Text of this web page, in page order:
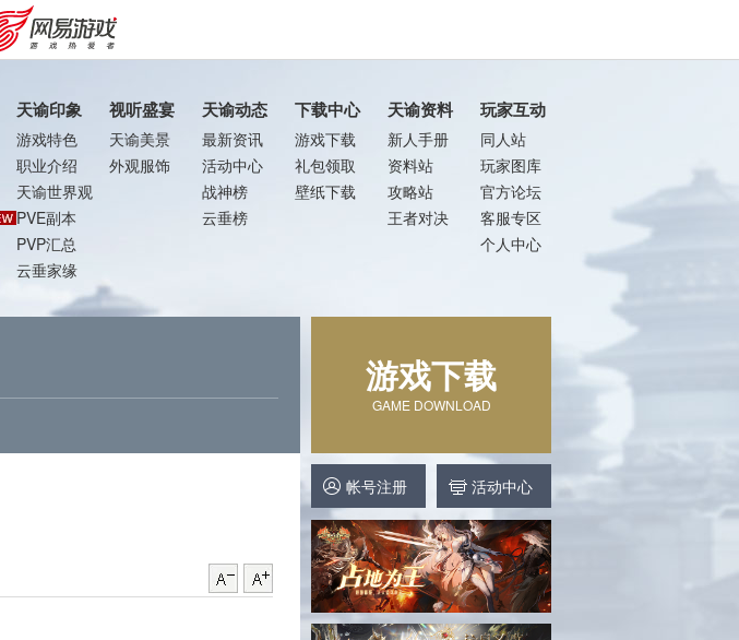
天谕印象
游戏特色
职业介绍
天谕世界观
PVE副本
PVP汇总
云垂家缘
视听盛宴
天谕美景
外观服饰
天谕动态
最新资讯
活动中心
战神榜
云垂榜
下载中心
游戏下载
礼包领取
壁纸下载
天谕资料
新人手册
资料站
攻略站
王者对决
玩家互动
同人站
玩家图库
官方论坛
客服专区
个人中心
游戏下载
GAME DOWNLOAD
帐号注册 活动中心